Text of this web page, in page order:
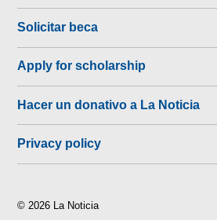
Solicitar beca
Apply for scholarship
Hacer un donativo a La Noticia
Privacy policy
© 2026 La Noticia